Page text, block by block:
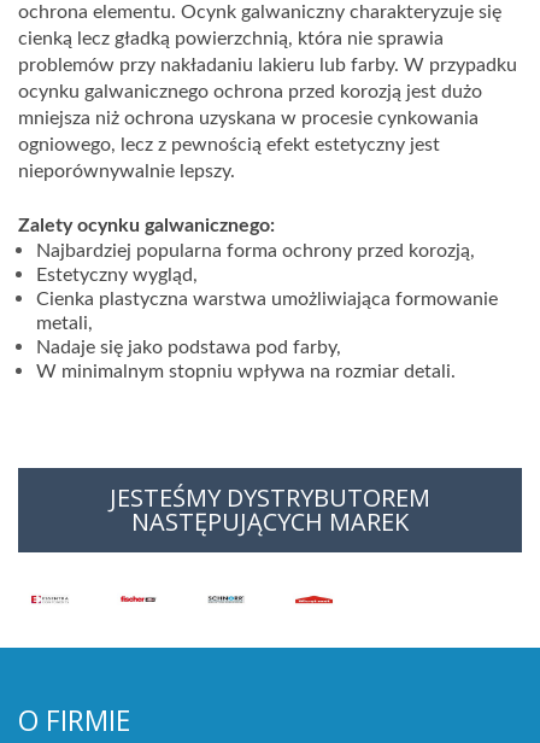
ochrona elementu. Ocynk galwaniczny charakteryzuje się
cienką lecz gładką powierzchnią, która nie sprawia
problemów przy nakładaniu lakieru lub farby. W przypadku
ocynku galwanicznego ochrona przed korozją jest dużo
mniejsza niż ochrona uzyskana w procesie cynkowania
ogniowego, lecz z pewnością efekt estetyczny jest
nieporównywalnie lepszy.
Zalety ocynku galwanicznego:
Najbardziej popularna forma ochrony przed korozją,
Estetyczny wygląd,
Cienka plastyczna warstwa umożliwiająca formowanie
metali,
Nadaje się jako podstawa pod farby,
W minimalnym stopniu wpływa na rozmiar detali.
JESTEŚMY DYSTRYBUTOREM
NASTĘPUJĄCYCH MAREK
O FIRMIE